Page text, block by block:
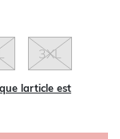
3XL
larticle est